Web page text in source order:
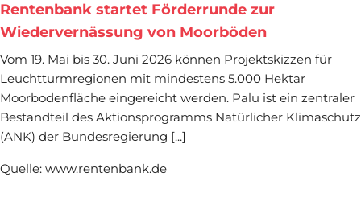
Rentenbank startet Förderrunde zur
Wiedervernässung von Moorböden
Vom 19. Mai bis 30. Juni 2026 können Projektskizzen für
Leuchtturmregionen mit mindestens 5.000 Hektar
Moorbodenfläche eingereicht werden. Palu ist ein zentraler
Bestandteil des Aktionsprogramms Natürlicher Klimaschutz
(ANK) der Bundesregierung [...]
Quelle: www.rentenbank.de